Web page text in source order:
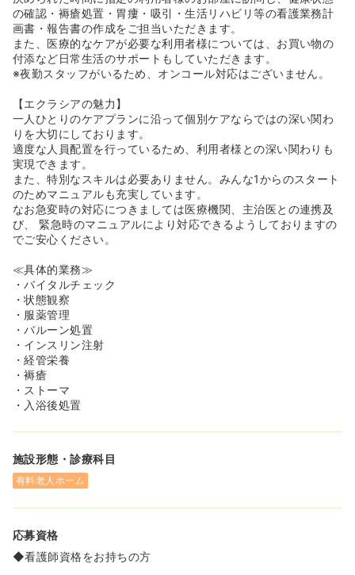
◆また定年も65歳までとなっており、若い看護師様からベ
テラン看護師様まで幅広くご活躍をいただける福利厚生が
整っています。
≪非常に高待遇かつ、ワークライフバランスも担保ができ
◆エクラシアは緩和ケアも行える医療特化型施設となって
おります。一般の介護施設よりも非常に手厚い人員配置を
しております。また、お給与に関しても非常に高い水準と
なっております。
◆比較的落ち着いた環境で、残業時時間も月平均は5時間
以内となっております。お休みも完全週休二日制と、平均
的な介護施設の年間休日よりもかなり多くなっておりま
す。
◆施設内インカムの導入や現場の電子カルテ、専属の訪問
診療クリニック・ドクターとの24時間連携など業務負荷軽
≪エクラシアで働くメリット≫
◆医療依存度が高い患者様の入居もある施設となっている
ため、一般の介護施設よりも医療行為の頻度が多いため、
看護師としてのスキルを落とさずに、キャリアを積むこと
ができます。もちろん、介護施設でのご経験がない看護師
様も多数ご入職されておりますので、ご安心ください。
◆エクラシアでは終末期の方をメインに対応しているホス
ピスとは異なり、要介護認定を受けた方であればどなた様
もご入居いただける環境となっているため、デイサービス
に向けても中長期的に関わっていくことが可能です。終末
り、関係性を築く間もなく死亡退所されるケースが多いで
すが、エクラシアは平均入居期間が長く、利用者さまと深
く長い時間関わっていくことが出来ます。実際に開設直後
から入居され数年単位で入居されている方もいらっしゃい
◆一般的なホスピスはお看取り等で入居期間が短く、入退
去の回転頻度が高くなり忙しく感じるケースもございま
す。しかしエクラシアは平均入居期間も長く、急変対応も
の確認・褥瘡処置・胃瘻・吸引・生活リハビリ等の看護業務計
画書・報告書の作成をご担当いただきます。
また、医療的なケアが必要な利用者様については、お買い物の
付添など日常生活のサポートもしていただきます。
※夜勤スタッフがいるため、オンコール対応はございません。
【エクラシアの魅力】
一人ひとりのケアプランに沿って個別ケアならではの深い関わ
りを大切にしております。
適度な人員配置を行っているため、利用者様との深い関わりも
実現できます。
また、特別なスキルは必要ありません。みんな1からのスタート
のためマニュアルも充実しています。
なお急変時の対応につきましては医療機関、主治医との連携及
び、 緊急時のマニュアルにより対応できるようしておりますの
でご安心ください。
≪具体的業務≫
・バイタルチェック
・状態観察
・服薬管理
・バルーン処置
・インスリン注射
・経管栄養
・褥瘡
・ストーマ
・入浴後処置
施設形態・診療科目
有料老人ホーム
応募資格
◆看護師資格をお持ちの方